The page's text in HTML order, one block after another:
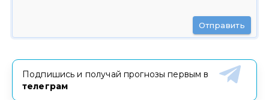
Отправить
Подпишись и получай прогнозы первым в
телеграм